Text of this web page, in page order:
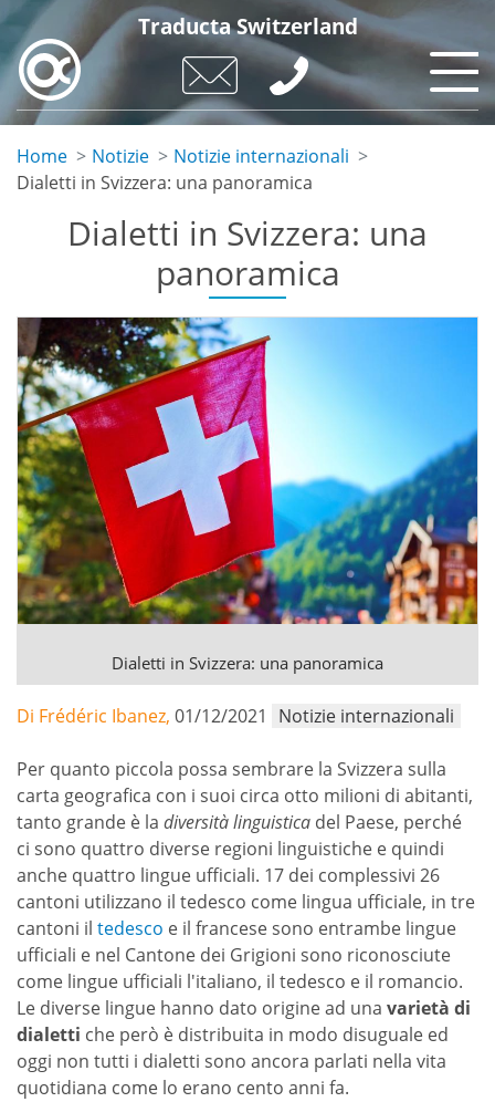
Salta
contenuto
principale
Traducta Switzerland
Home Notizie
Notizie internazionali
Dialetti in Svizzera: una panoramica
Dialetti in Svizzera: una
panoramica
Dialetti in Svizzera: una panoramica
Di Frédéric Ibanez, 01/12/2021 Notizie internazionali
Per quanto piccola possa sembrare la Svizzera sulla
carta geografica con i suoi circa otto milioni di abitanti,
tanto grande è la diversità linguistica del Paese, perché
ci sono quattro diverse regioni linguistiche e quindi
anche quattro lingue ufficiali. 17 dei complessivi 26
cantoni utilizzano il tedesco come lingua ufficiale, in tre
cantoni il tedesco e il francese sono entrambe lingue
ufficiali e nel Cantone dei Grigioni sono riconosciute
come lingue ufficiali l'italiano, il tedesco e il romancio.
Le diverse lingue hanno dato origine ad una varietà di
dialetti che però è distribuita in modo disuguale ed
oggi non tutti i dialetti sono ancora parlati nella vita
quotidiana come lo erano cento anni fa.